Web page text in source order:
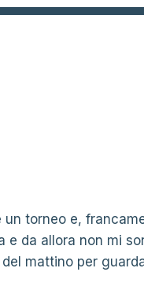
torneo e,
da allora non mi
mattino per